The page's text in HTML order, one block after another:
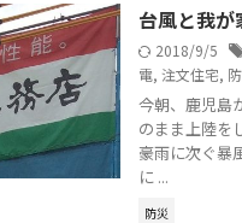
台風と我
2018/9/5
電, 注文住宅,
今朝、鹿児島
のまま上陸を
豪雨に次ぐ暴
に ...
防災